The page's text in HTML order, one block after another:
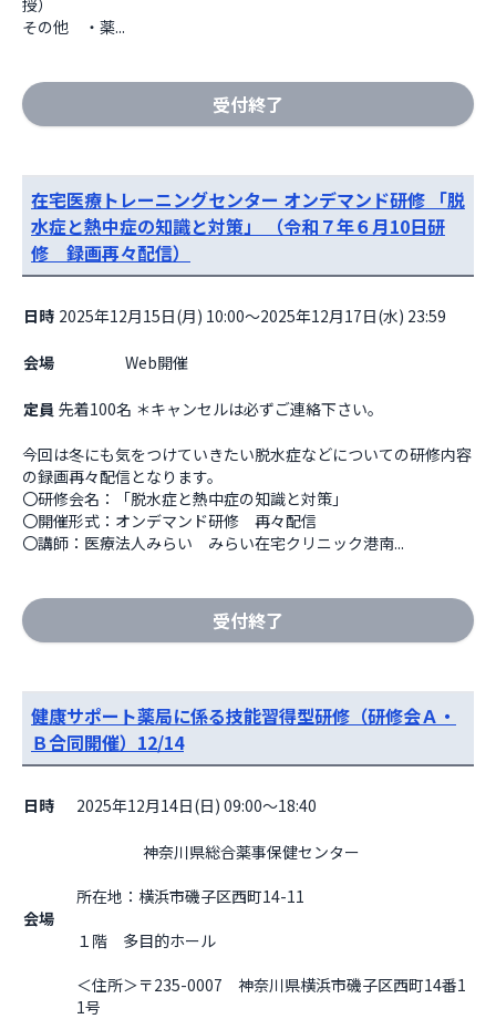
授）
その他　・薬...
受付終了
在宅医療トレーニングセンター オンデマンド研修 「脱
水症と熱中症の知識と対策」 （令和７年６月10日研
修 録画再々配信）
日時 2025年12月15日(月) 10:00～2025年12月17日(水) 23:59
会場
定員 先着100名 ＊キャンセルは必ずご連絡下さい。
今回は冬にも気をつけていきたい脱水症などについての研修内容
の録画再々配信となります。
〇研修会名：「脱水症と熱中症の知識と対策」
〇開催形式：オンデマンド研修　再々配信
〇講師：医療法人みらい　みらい在宅クリニック港南...
受付終了
健康サポート薬局に係る技能習得型研修（研修会Ａ・
Ｂ合同開催）12/14
日時 2025年12月14日(日) 09:00～18:40
会場
所在地：横浜市磯子区西町14-11
１階　多目的ホール
＜住所＞〒235-0007　神奈川県横浜市磯子区西町14番1
1号